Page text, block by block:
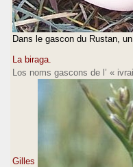
Dans le gascon du Rustan,
La biraga.
Los noms gascons de l’ «
Gilles